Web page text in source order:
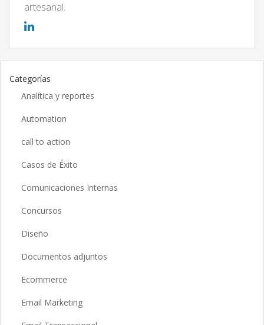
artesanal.
Categorías
Analítica y reportes
Automation
call to action
Casos de Éxito
Comunicaciones Internas
Concursos
Diseño
Documentos adjuntos
Ecommerce
Email Marketing